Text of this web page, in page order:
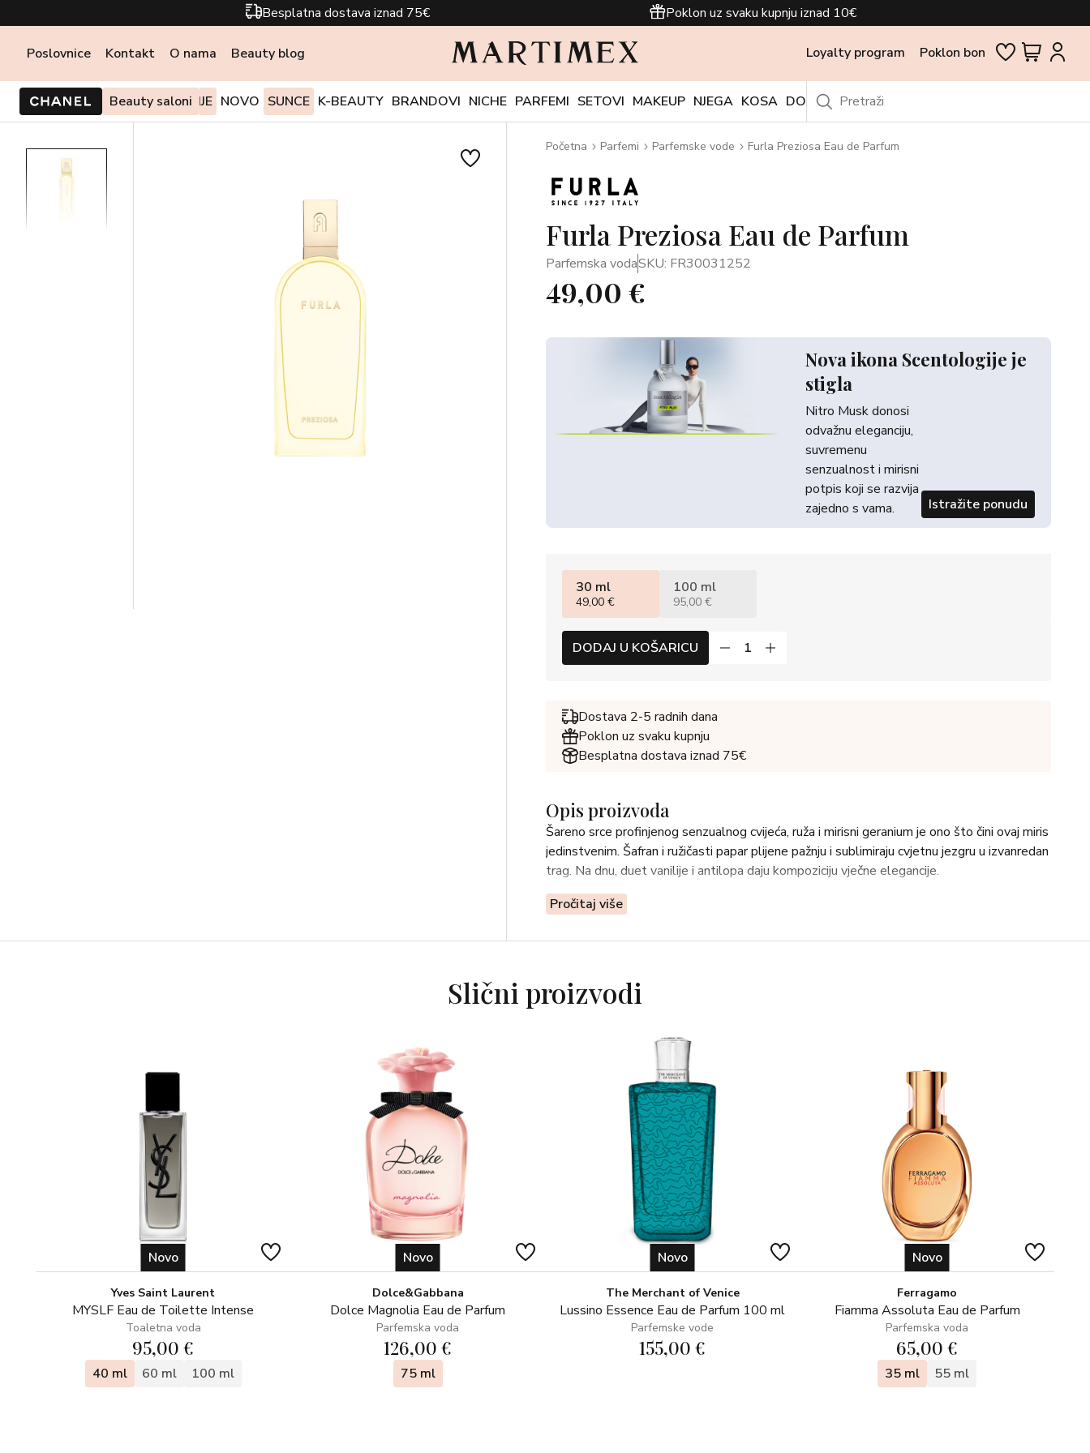
Besplatna dostava iznad 75€ Poklon uz svaku kupnju iznad 10€
Poslovnice Kontakt O nama Beauty blog Loyalty program Poklon bon
Beauty saloni
PONUDE I AKCIJE NOVO SUNCE K-BEAUTY BRANDOVI NICHE PARFEMI SETOVI MAKEUP NJEGA KOSA DODACI OUTLET
Početna Parfemi Parfemske vode Furla Preziosa Eau de Parfum
Furla Preziosa Eau de Parfum
Parfemska vodaSKU: FR30031252
49,00 €
Nova ikona Scentologije je
stigla
Nitro Musk donosi
odvažnu eleganciju,
suvremenu
senzualnost i mirisni
potpis koji se razvija
zajedno s vama.
Istražite ponudu
30 ml
49,00 €
100 ml
95,00 €
DODAJ U KOŠARICU
Dostava 2-5 radnih dana
Poklon uz svaku kupnju
Besplatna dostava iznad 75€
Opis proizvoda
Šareno srce profinjenog senzualnog cvijeća, ruža i mirisni geranium je ono što čini ovaj miris
jedinstvenim. Šafran i ružičasti papar plijene pažnju i sublimiraju cvjetnu jezgru u izvanredan
trag. Na dnu, duet vanilije i antilopa daju kompoziciju vječne elegancije.
Pročitaj više
Slični proizvodi
Novo
Yves Saint Laurent
MYSLF Eau de Toilette Intense
Toaletna voda
95,00 €
40 ml 60 ml 100 ml
Novo
Dolce&Gabbana
Dolce Magnolia Eau de Parfum
Parfemska voda
126,00 €
75 ml
Novo
The Merchant of Venice
Lussino Essence Eau de Parfum 100 ml
Parfemske vode
155,00 €
Novo
Ferragamo
Fiamma Assoluta Eau de Parfum
Parfemska voda
65,00 €
35 ml 55 ml